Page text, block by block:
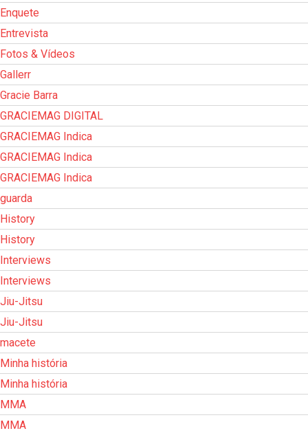
Enquete
Entrevista
Fotos & Vídeos
Gallerr
Gracie Barra
GRACIEMAG DIGITAL
GRACIEMAG Indica
GRACIEMAG Indica
GRACIEMAG Indica
guarda
History
History
Interviews
Interviews
Jiu-Jitsu
Jiu-Jitsu
macete
Minha história
Minha história
MMA
MMA